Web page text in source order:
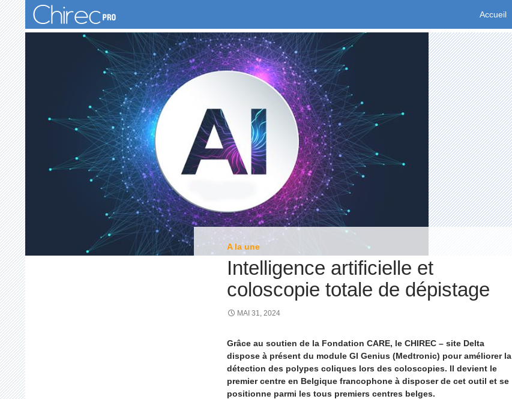
Recherche
Accueil
A la une
Intelligence artificielle et
coloscopie totale de dépistage
MAI 31, 2024
Grâce au soutien de la Fondation CARE, le CHIREC – site Delta
dispose à présent du module GI Genius (Medtronic) pour améliorer la
détection des polypes coliques lors des coloscopies. Il devient le
premier centre en Belgique francophone à disposer de cet outil et se
positionne parmi les tous premiers centres belges.